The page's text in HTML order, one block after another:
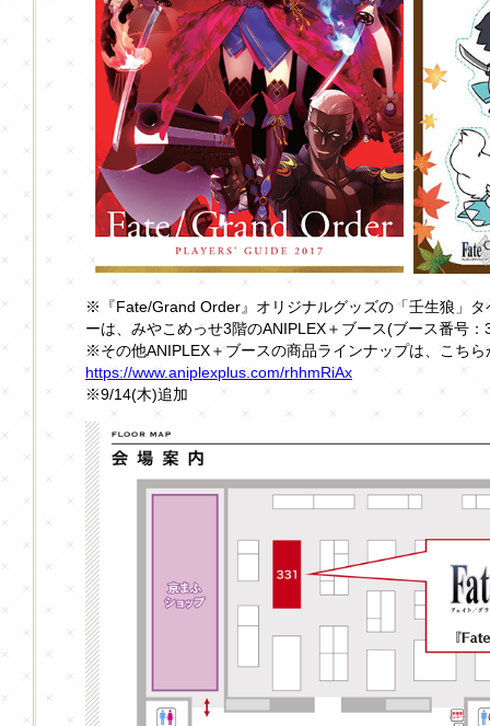
※『Fate/Grand Order』オリジナルグッズの「壬生狼」
ーは、みやこめっせ3階のANIPLEX＋ブース(ブース番号
※その他ANIPLEX＋ブースの商品ラインナップは、こち
https://www.aniplexplus.com/rhhmRiAx
※9/14(木)追加